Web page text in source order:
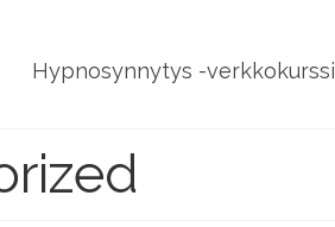
Hypnosynnytys -verkkokurssi